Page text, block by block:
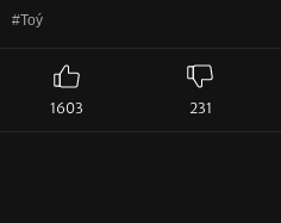
#Toý
1603 231